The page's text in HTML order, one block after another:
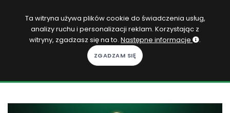
Zaloguj się
KOPACAK
DO DOMU
Ta witryna używa plików cookie do świadczenia usług,
analizy ruchu i personalizacji reklam. Korzystając z
witryny, zgadzasz się na to. Następne informacje .